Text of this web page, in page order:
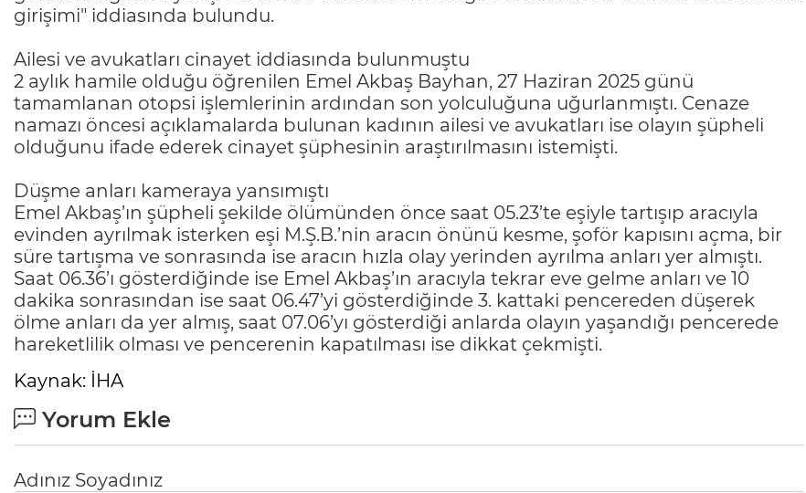
girişimi" iddiasında bulundu.
Ailesi ve avukatları cinayet iddiasında bulunmuştu
2 aylık hamile olduğu öğrenilen Emel Akbaş Bayhan, 27 Haziran 2025 günü
tamamlanan otopsi işlemlerinin ardından son yolculuğuna uğurlanmıştı. Cenaze
namazı öncesi açıklamalarda bulunan kadının ailesi ve avukatları ise olayın şüpheli
olduğunu ifade ederek cinayet şüphesinin araştırılmasını istemişti.
Düşme anları kameraya yansımıştı
Emel Akbaş’ın şüpheli şekilde ölümünden önce saat 05.23’te eşiyle tartışıp aracıyla
evinden ayrılmak isterken eşi M.Ş.B.’nin aracın önünü kesme, şoför kapısını açma, bir
süre tartışma ve sonrasında ise aracın hızla olay yerinden ayrılma anları yer almıştı.
Saat 06.36’ı gösterdiğinde ise Emel Akbaş’ın aracıyla tekrar eve gelme anları ve 10
dakika sonrasından ise saat 06.47’yi gösterdiğinde 3. kattaki pencereden düşerek
ölme anları da yer almış, saat 07.06’yı gösterdiği anlarda olayın yaşandığı pencerede
hareketlilik olması ve pencerenin kapatılması ise dikkat çekmişti.
Kaynak: İHA
Yorum Ekle
Adınız Soyadınız